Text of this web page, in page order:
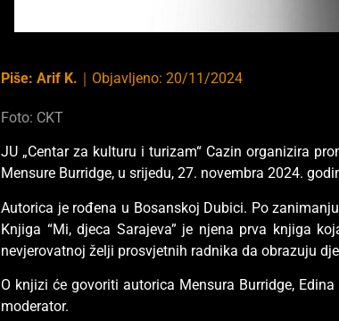
Piše: Arif K. ｜ Objavljeno:20/11/2024
Foto: CKT
JU „Centar za kulturu i turizam“ Cazin organizira
Mensure Burridge, u srijedu, 27. novembra 2024.
Autorica je rođena u Bosanskoj Dubici. Po
Knjiga “Mi, djeca Sarajeva” je njena prva knjiga
nevjerovatnoj želji prosvjetnih radnika da obrazuju
O knjizi će govoriti autorica Mensura Burridge,
moderator.